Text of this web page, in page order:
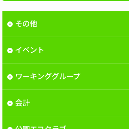
その他
イベント
ワーキンググループ
会計